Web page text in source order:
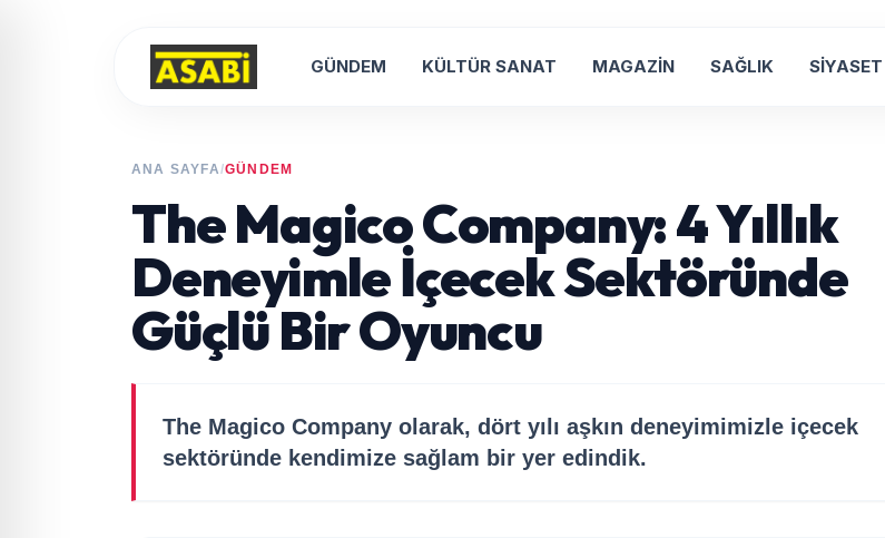
GÜNDEM KÜLTÜR SANAT MAGAZİN SAĞLIK SİYASET
ANA SAYFA/GÜNDEM
The Magico Company: 4 Yıllık
Deneyimle İçecek Sektöründe
Güçlü Bir Oyuncu
The Magico Company olarak, dört yılı aşkın deneyimimizle içecek
sektöründe kendimize sağlam bir yer edindik.